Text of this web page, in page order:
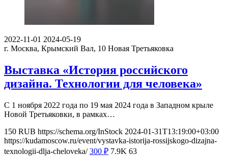
2022-11-01 2024-05-19
г. Москва, Крымский Вал, 10 Новая Третьяковка
Выставка «История российского
дизайна. Технологии для человека»
С 1 ноября 2022 года по 19 мая 2024 года в Западном крыле
Новой Третьяковки, в рамках…
150 RUB https://schema.org/InStock 2024-01-31T13:19:00+03:00
https://kudamoscow.ru/event/vystavka-istorija-rossijskogo-dizajna-
texnologii-dlja-cheloveka/ 300 ₽ 7.9K 63